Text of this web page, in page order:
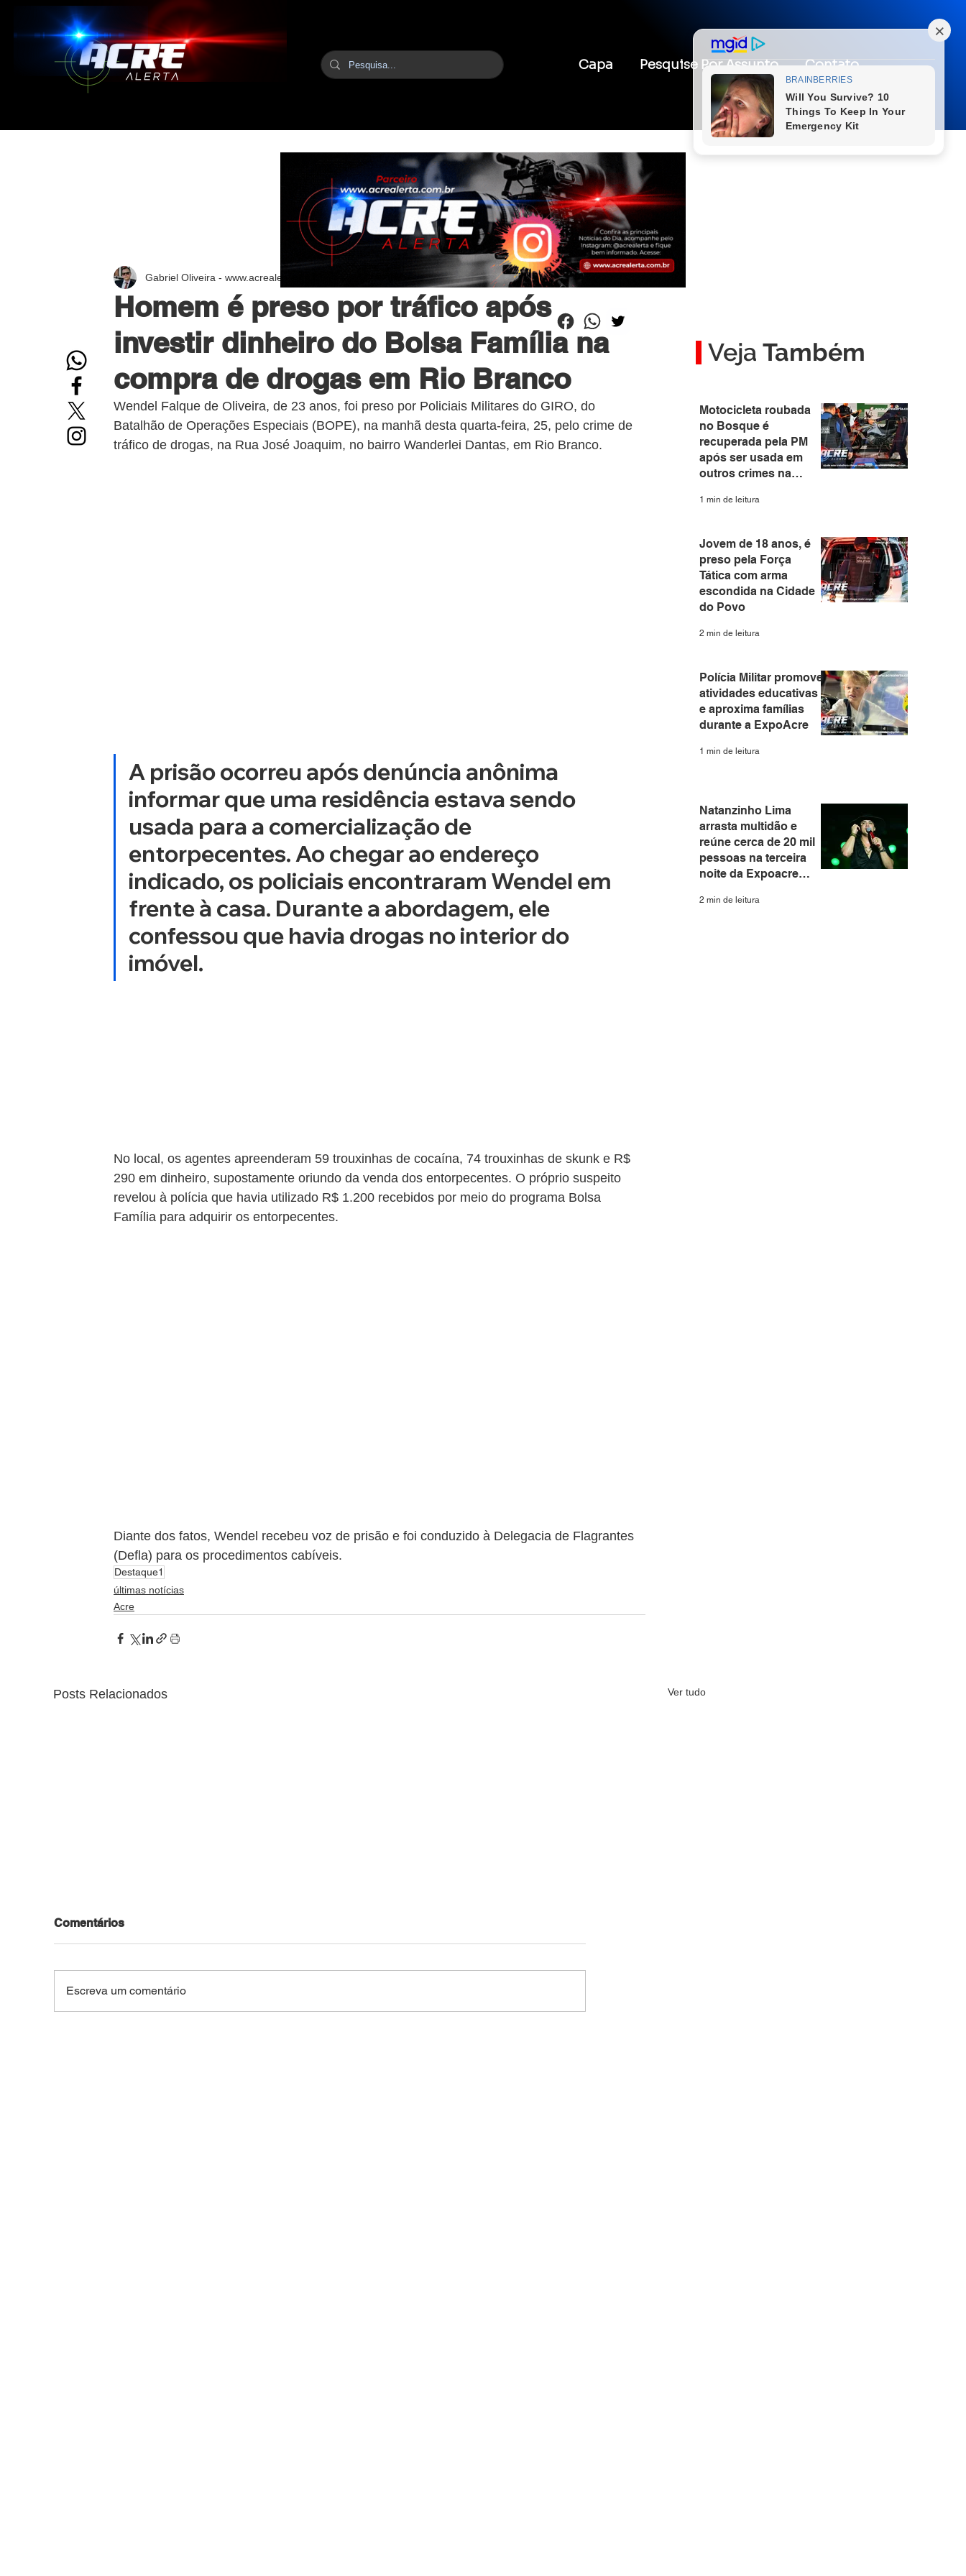
Capa Pesquise Por Assunto Contato
Homem é preso por tráfico após
investir dinheiro do Bolsa Família na
compra de drogas em Rio Branco
Gabriel Oliveira - www.acrealerta.com.br 25 de jun. de 2025 1 min de leitura
Wendel Falque de Oliveira, de 23 anos, foi preso por Policiais Militares do GIRO, do
Batalhão de Operações Especiais (BOPE), na manhã desta quarta-feira, 25, pelo crime de
tráfico de drogas, na Rua José Joaquim, no bairro Wanderlei Dantas, em Rio Branco.
A prisão ocorreu após denúncia anônima
informar que uma residência estava sendo
usada para a comercialização de
entorpecentes. Ao chegar ao endereço
indicado, os policiais encontraram Wendel em
frente à casa. Durante a abordagem, ele
confessou que havia drogas no interior do
imóvel.
No local, os agentes apreenderam 59 trouxinhas de cocaína, 74 trouxinhas de skunk e R$
290 em dinheiro, supostamente oriundo da venda dos entorpecentes. O próprio suspeito
revelou à polícia que havia utilizado R$ 1.200 recebidos por meio do programa Bolsa
Família para adquirir os entorpecentes.
Diante dos fatos, Wendel recebeu voz de prisão e foi conduzido à Delegacia de Flagrantes
(Defla) para os procedimentos cabíveis.
Destaque1
últimas notícias
Acre
Posts Relacionados Ver tudo
Comentários
Escreva um comentário
Motocicleta roubada
no Bosque é
recuperada pela PM
após ser usada em
outros crimes na
1 min de leitura
Jovem de 18 anos, é
preso pela Força
Tática com arma
escondida na Cidade
do Povo
2 min de leitura
Polícia Militar promove
atividades educativas
e aproxima famílias
durante a ExpoAcre
1 min de leitura
Natanzinho Lima
arrasta multidão e
reúne cerca de 20 mil
pessoas na terceira
noite da Expoacre
2 min de leitura
Veja Também